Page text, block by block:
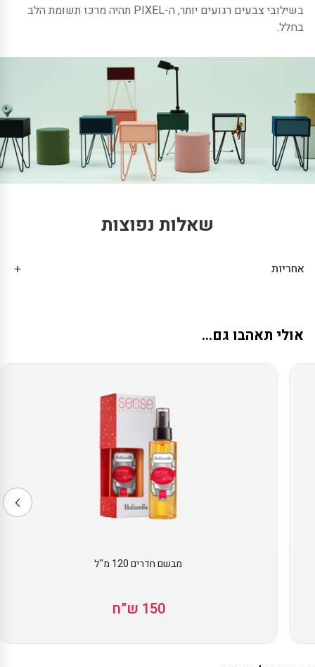
בשילובי צבעים רגועים יותר, ה-PIXEL תהיה מרכז תשומת הלב
בחלל.
שאלות נפוצות
אחריות
אולי תאהבו גם...
מבשם חדרים 120 מ''ל
150 ש”ח